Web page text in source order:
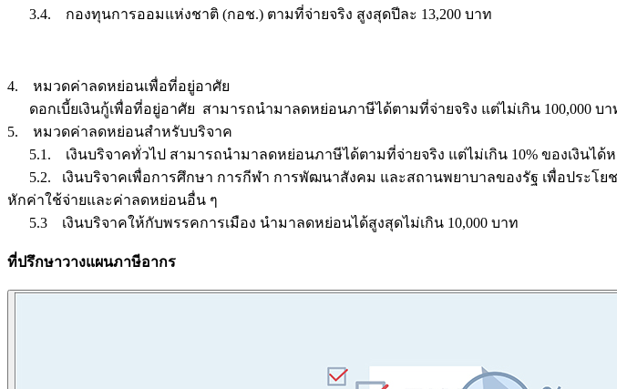
3.4. กองทุนการออมแห่งชาติ (กอช.) ตามที่จ่ายจริง สูงสุดปีละ 13,200 บาท
4. หมวดค่าลดหย่อนเพื่อที่อยู่อาศัย
ดอกเบี้ยเงินกู้เพื่อที่อยู่อาศัย สามารถนำมาลดหย่อนภาษีได้ตามที่จ่ายจริง แต่ไม่เกิน 100,000 บา
5. หมวดค่าลดหย่อนสำหรับบริจาค
5.1. เงินบริจาคทั่วไป สามารถนำมาลดหย่อนภาษีได้ตามที่จ่ายจริง แต่ไม่เกิน 10% ของเงินได้
5.2. เงินบริจาคเพื่อการศึกษา การกีฬา การพัฒนาสังคม และสถานพยาบาลของรัฐ เพื่อประโย
หักค่าใช้จ่ายและค่าลดหย่อนอื่น ๆ
5.3 เงินบริจาคให้กับพรรคการเมือง นำมาลดหย่อนได้สูงสุดไม่เกิน 10,000 บาท
ที่ปรึกษาวางแผนภาษีอากร